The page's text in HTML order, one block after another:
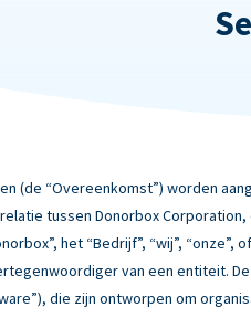
(de “Overeenkomst”) worden
tussen Donorbox
het “Bedrijf”, “wij”,
van een entiteit.
die zijn ontworpen om